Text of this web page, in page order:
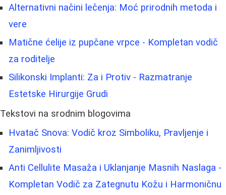
Alternativni načini lečenja: Moć prirodnih metoda i
vere
Matične ćelije iz pupčane vrpce - Kompletan vodič
za roditelje
Silikonski Implanti: Za i Protiv - Razmatranje
Estetske Hirurgije Grudi
Tekstovi na srodnim blogovima
Hvatač Snova: Vodič kroz Simboliku, Pravljenje i
Zanimljivosti
Anti Cellulite Masaža i Uklanjanje Masnih Naslaga -
Kompletan Vodič za Zategnutu Kožu i Harmoničnu